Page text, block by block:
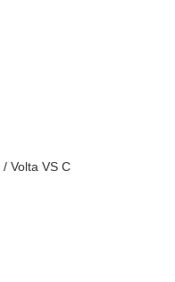
/ Volta VS C